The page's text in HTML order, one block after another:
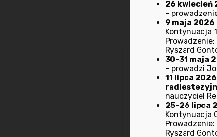
gongów„-
Kontynuacja09
Piątek 01 lipca br.
pana Arkadiusza
jako droga
wolny)
Previous post
26 kwiecień
–
9 maja 2026
Kontynuacja
Ryszard
30-31 maja
– prowadzi
11 lipca
nauczyciel
25-26 lipca
Kontynuacja
Ryszard